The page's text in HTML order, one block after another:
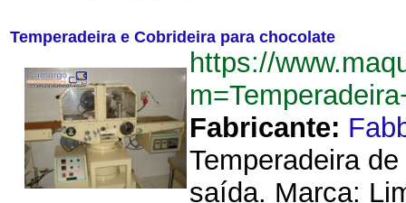
Temperadeira e Cobrideira para chocolate
https://
Fabricante:
Temperadeira
saída. Marca: